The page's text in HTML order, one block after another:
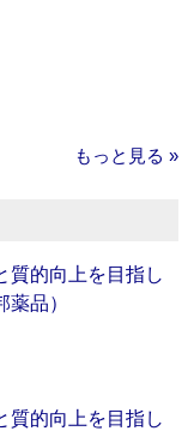
もっと見る »
質的向上を目指し
品）
質的向上を目指し